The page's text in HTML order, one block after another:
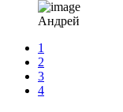
Андрей
1
2
3
4